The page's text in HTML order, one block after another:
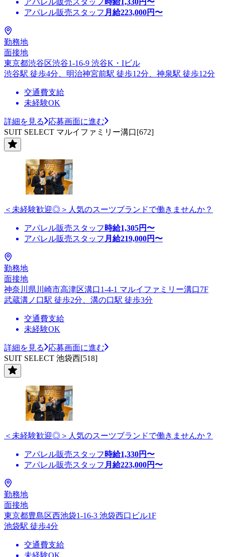
アパレル販売スタッフ 月給223,000円〜
勤務地
面接地
東京都渋谷区渋谷1-16-9 渋谷K・Iビル
渋谷駅 徒歩4分、明治神宮前駅 徒歩12分、神泉駅 徒歩12分
交通費支給
未経験OK
詳細を見る
応募画面に進む
SUIT SELECT マルイファミリー溝口[672]
＜未経験歓迎◎＞人気のスーツブランドで働きませんか？
アパレル販売スタッフ 時給1,305円〜
アパレル販売スタッフ 月給219,000円〜
勤務地
面接地
神奈川県川崎市高津区溝口1-4-1 マルイファミリー溝口7F
武蔵溝ノ口駅 徒歩2分、溝の口駅 徒歩3分
交通費支給
未経験OK
詳細を見る
応募画面に進む
SUIT SELECT 池袋西[518]
＜未経験歓迎◎＞人気のスーツブランドで働きませんか？
アパレル販売スタッフ 時給1,330円〜
アパレル販売スタッフ 月給223,000円〜
勤務地
面接地
東京都豊島区西池袋1-16-3 池袋西口ビル1F
池袋駅 徒歩4分
交通費支給
未経験OK